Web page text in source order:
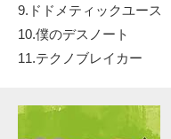
9.ドドメティックユース
10.僕のデスノート
11.テクノブレイカー